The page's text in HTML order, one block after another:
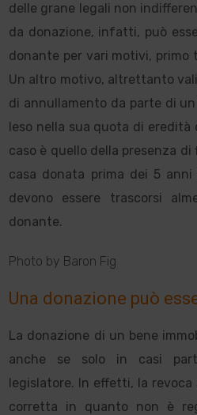
delle grane legali non
da donazione, infatti, può
donante per vari motivi,
Un altro motivo, altrettanto
di annullamento da parte di
leso nella sua quota di eredità
caso è quello della presenza
casa donata prima dei 5
devono essere trascorsi
donante.
Photo by Baron Fig
Una donazione può
La donazione di un bene
anche se solo in casi
legislatore. In effetti, la revoca
corretta in quanto non è